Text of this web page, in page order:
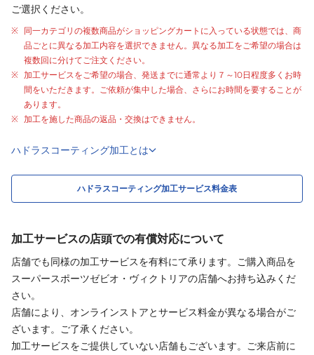
ご選択ください。
同一カテゴリの複数商品がショッピングカートに入っている状態では、商
品ごとに異なる加工内容を選択できません。異なる加工をご希望の場合は
複数回に分けてご注文ください。
加工サービスをご希望の場合、発送までに通常より ７～10日程度多くお時
間をいただきます。ご依頼が集中した場合、さらにお時間を要することが
あります。
加工を施した商品の返品・交換はできません。
ハドラスコーティング加工とは
ハドラスコーティング加工サービス料金表
加工サービスの店頭での有償対応について
店舗でも同様の加工サービスを有料にて承ります。ご購入商品を
スーパースポーツゼビオ・ヴィクトリアの店舗へお持ち込みくだ
さい。
店舗により、オンラインストアとサービス料金が異なる場合がご
ざいます。ご了承ください。
加工サービスをご提供していない店舗もございます。ご来店前に